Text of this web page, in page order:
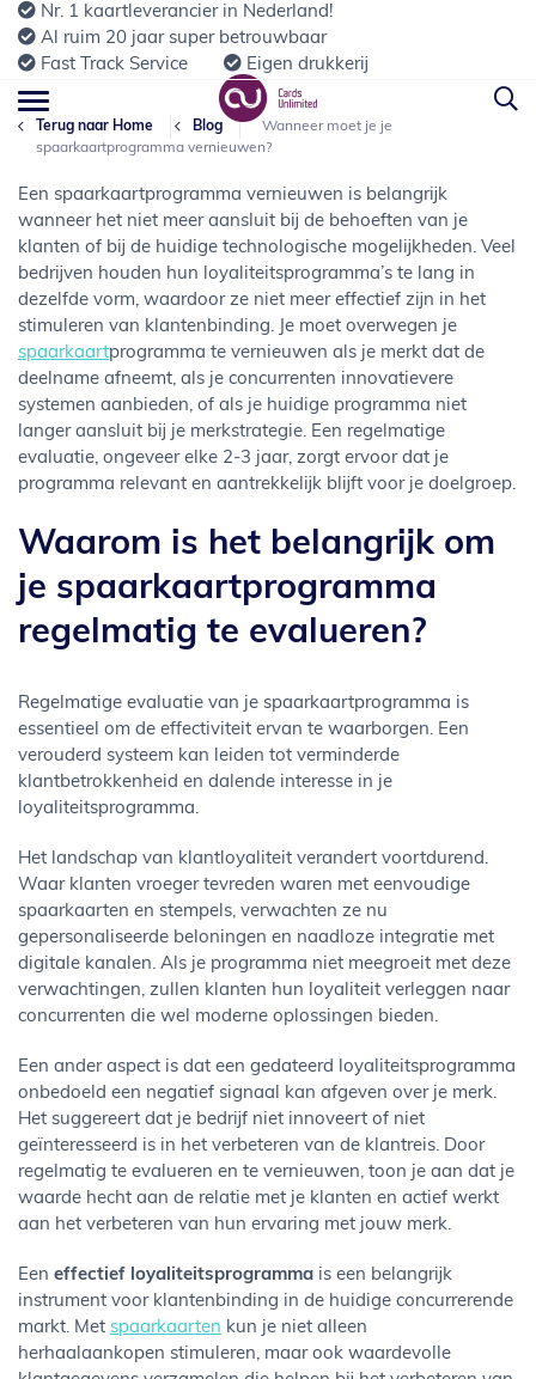
Nr. 1 kaartleverancier in Nederland!
Al ruim 20 jaar super betrouwbaar
Fast Track Service
Eigen drukkerij
Terug naar Home Blog
Wanneer moet je je
spaarkaartprogramma vernieuwen?
Een spaarkaartprogramma vernieuwen is belangrijk
wanneer het niet meer aansluit bij de behoeften van je
klanten of bij de huidige technologische mogelijkheden. Veel
bedrijven houden hun loyaliteitsprogramma’s te lang in
dezelfde vorm, waardoor ze niet meer effectief zijn in het
stimuleren van klantenbinding. Je moet overwegen je
spaarkaartprogramma te vernieuwen als je merkt dat de
deelname afneemt, als je concurrenten innovatievere
systemen aanbieden, of als je huidige programma niet
langer aansluit bij je merkstrategie. Een regelmatige
evaluatie, ongeveer elke 2-3 jaar, zorgt ervoor dat je
programma relevant en aantrekkelijk blijft voor je doelgroep.
Waarom is het belangrijk om
je spaarkaartprogramma
regelmatig te evalueren?
Regelmatige evaluatie van je spaarkaartprogramma is
essentieel om de effectiviteit ervan te waarborgen. Een
verouderd systeem kan leiden tot verminderde
klantbetrokkenheid en dalende interesse in je
loyaliteitsprogramma.
Het landschap van klantloyaliteit verandert voortdurend.
Waar klanten vroeger tevreden waren met eenvoudige
spaarkaarten en stempels, verwachten ze nu
gepersonaliseerde beloningen en naadloze integratie met
digitale kanalen. Als je programma niet meegroeit met deze
verwachtingen, zullen klanten hun loyaliteit verleggen naar
concurrenten die wel moderne oplossingen bieden.
Een ander aspect is dat een gedateerd loyaliteitsprogramma
onbedoeld een negatief signaal kan afgeven over je merk.
Het suggereert dat je bedrijf niet innoveert of niet
geïnteresseerd is in het verbeteren van de klantreis. Door
regelmatig te evalueren en te vernieuwen, toon je aan dat je
waarde hecht aan de relatie met je klanten en actief werkt
aan het verbeteren van hun ervaring met jouw merk.
Een effectief loyaliteitsprogramma is een belangrijk
instrument voor klantenbinding in de huidige concurrerende
markt. Met spaarkaarten kun je niet alleen
herhaalaankopen stimuleren, maar ook waardevolle